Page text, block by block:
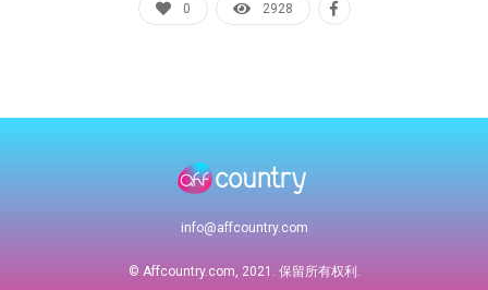
0 2928
info@affcountry.com
© Affcountry.com, 2021. 保留所有权利.